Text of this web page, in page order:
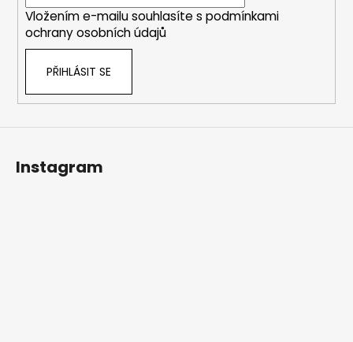
Vložením e-mailu souhlasíte s podmínkami
ochrany osobních údajů
PŘIHLÁSIT SE
Instagram